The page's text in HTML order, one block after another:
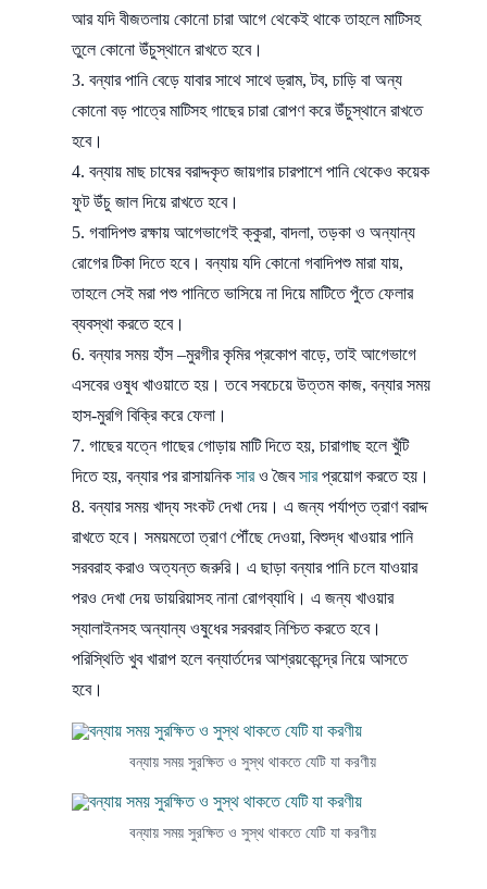
আর যদি বীজতলায় কোনো চারা আগে থেকেই থাকে তাহলে মাটিসহ
তুলে কোনো উঁচুস্থানে রাখতে হবে।
বন্যার পানি বেড়ে যাবার সাথে সাথে ড্রাম, টব, চাড়ি বা অন্য
কোনো বড় পাত্রে মাটিসহ গাছের চারা রোপণ করে উঁচুস্থানে রাখতে
হবে।
বন্যায় মাছ চাষের বরাদ্দকৃত জায়গার চারপাশে পানি থেকেও কয়েক
ফুট উঁচু জাল দিয়ে রাখতে হবে।
গবাদিপশু রক্ষায় আগেভাগেই ক্কুরা, বাদলা, তড়কা ও অন্যান্য
রোগের টিকা দিতে হবে। বন্যায় যদি কোনো গবাদিপশু মারা যায়,
তাহলে সেই মরা পশু পানিতে ভাসিয়ে না দিয়ে মাটিতে পুঁতে ফেলার
ব্যবস্থা করতে হবে।
বন্যার সময় হাঁস –মুরগীর কৃমির প্রকোপ বাড়ে, তাই আগেভাগে
এসবের ওষুধ খাওয়াতে হয়। তবে সবচেয়ে উত্তম কাজ, বন্যার সময়
হাস-মুরগি বিক্রি করে ফেলা।
গাছের যত্নে গাছের গোড়ায় মাটি দিতে হয়, চারাগাছ হলে খুঁটি
দিতে হয়, বন্যার পর রাসায়নিক সারও জৈবসারপ্রয়োগ করতে হয়।
বন্যার সময় খাদ্য সংকট দেখা দেয়। এ জন্য পর্যাপ্ত ত্রাণ বরাদ্দ
রাখতে হবে। সময়মতো ত্রাণ পৌঁছে দেওয়া, বিশুদ্ধ খাওয়ার পানি
সরবরাহ করাও অত্যন্ত জরুরি। এ ছাড়া বন্যার পানি চলে যাওয়ার
পরও দেখা দেয় ডায়রিয়াসহ নানা রোগব্যাধি। এ জন্য খাওয়ার
স্যালাইনসহ অন্যান্য ওষুধের সরবরাহ নিশ্চিত করতে হবে।
পরিস্থিতি খুব খারাপ হলে বন্যার্তদের আশ্রয়কেন্দ্রে নিয়ে আসতে
হবে।
বন্যায় সময় সুরক্ষিত ও সুস্থ থাকতে যেটি যা করণীয়
বন্যায় সময় সুরক্ষিত ও সুস্থ থাকতে যেটি যা করণীয়